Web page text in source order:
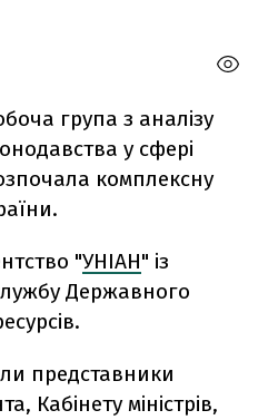
група з аналізу
у сфері
комплексну
"УНІАН" із
Державного
представники
Кабінету міністрів,